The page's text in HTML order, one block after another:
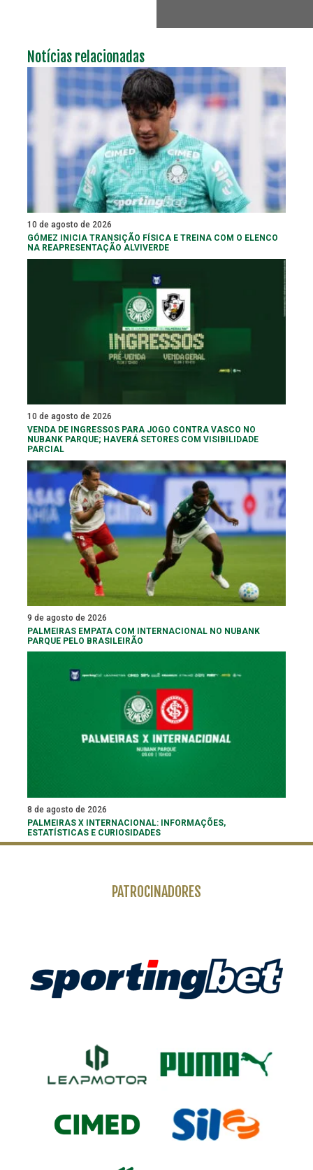
Notícias relacionadas
10 de agosto de 2026
GÓMEZ INICIA TRANSIÇÃO FÍSICA E TREINA COM O ELENCO
NA REAPRESENTAÇÃO ALVIVERDE
10 de agosto de 2026
VENDA DE INGRESSOS PARA JOGO CONTRA VASCO NO
NUBANK PARQUE; HAVERÁ SETORES COM VISIBILIDADE
PARCIAL
9 de agosto de 2026
PALMEIRAS EMPATA COM INTERNACIONAL NO NUBANK
PARQUE PELO BRASILEIRÃO
8 de agosto de 2026
PALMEIRAS X INTERNACIONAL: INFORMAÇÕES,
ESTATÍSTICAS E CURIOSIDADES
PATROCINADORES